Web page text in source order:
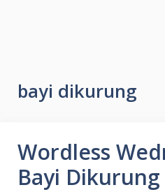
bayi dikurung
Wordless
Bayi